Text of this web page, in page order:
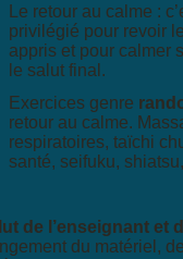
Le retour au calme :
privilégié pour revoir
appris et pour calmer
le salut final.
Exercices genre
retour au calme.
respiratoires, taïchi
santé, seifuku,
de l’enseignant et
du matériel,